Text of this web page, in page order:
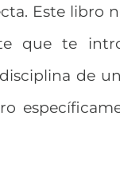
Este libro
que te
de